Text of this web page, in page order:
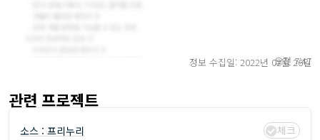
정보 수집일: 2022년 02월 26일
오전 7:47
관련 프로젝트
소스 : 프리누리 체크